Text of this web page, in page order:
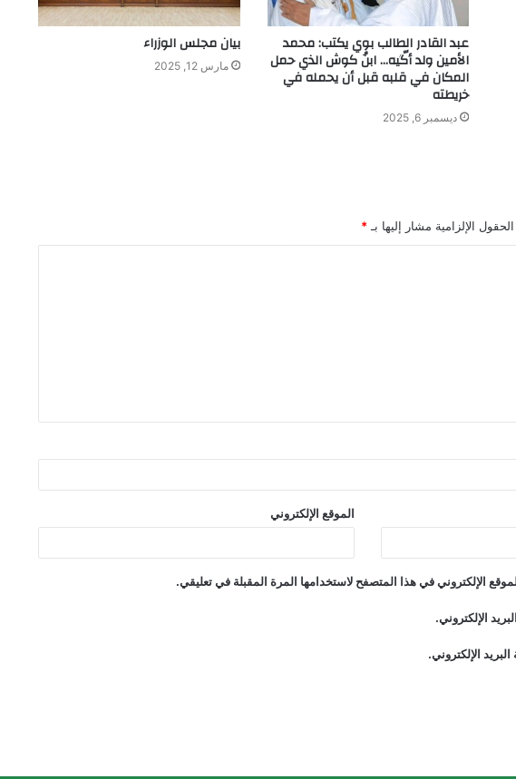
عبد القادر الطالب بوي يكتب: محمد
الأمين ولد أگّيه… ابنُ كوش الذي حمل
المكان في قلبه قبل أن يحمله في
خريطته
ديسمبر 6, 2025
بيان مجلس الوزراء
مارس 12, 2025
الحقول الإلزامية مشار إليها بـ *
الموقع الإلكتروني
الإلكتروني في هذا المتصفح لاستخدامها المرة المقبلة في تعليقي.
الإلكتروني.
الإلكتروني.